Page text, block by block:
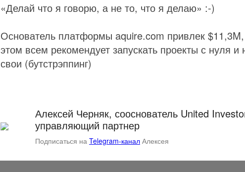
«Делай что я говорю, а не то, что я делаю» :-)
Основатель платформы aquire.com привлек
этом всем рекомендует запускать проекты с нуля и
свои (бутстрэппинг)
Алексей Черняк, сооснователь United
управляющий партнер
Подписаться на Telegram-канал Алексея